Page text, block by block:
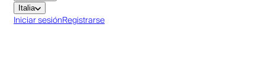
Italia
Iniciar sesiónRegistrarse